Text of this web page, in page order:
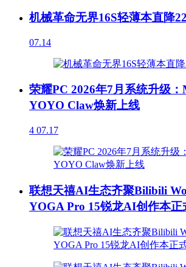
机械革命无界16S轻薄本直降
07.14
荣耀PC 2026年7月系统升级
YOYO Claw焕新上线
4 07.17
联想天禧AI生态齐聚Bilibili
YOGA Pro 15锐龙AI创作本正